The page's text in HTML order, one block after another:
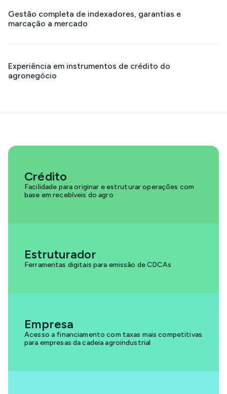
Gestão completa de indexadores, garantias e
marcação a mercado
Experiência em instrumentos de crédito do
agronegócio
Crédito
Facilidade para originar e estruturar operações com
base em recebíveis do agro
Estruturador
Ferramentas digitais para emissão de CDCAs
Empresa
Acesso a financiamento com taxas mais competitivas
para empresas da cadeia agroindustrial